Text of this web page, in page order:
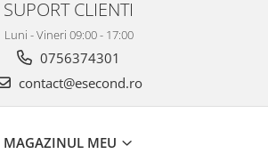
SUPORT CLIENTI
Luni - Vineri 09:00 - 17:00
0756374301
contact@esecond.ro
MAGAZINUL MEU